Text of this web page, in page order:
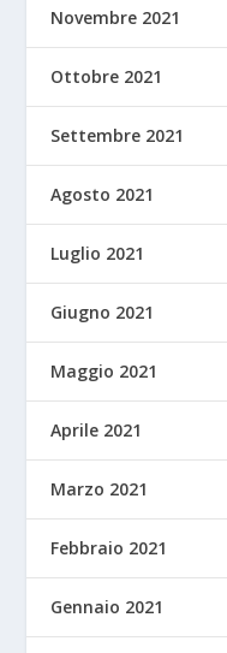
Novembre 2021
Ottobre 2021
Settembre 2021
Agosto 2021
Luglio 2021
Giugno 2021
Maggio 2021
Aprile 2021
Marzo 2021
Febbraio 2021
Gennaio 2021